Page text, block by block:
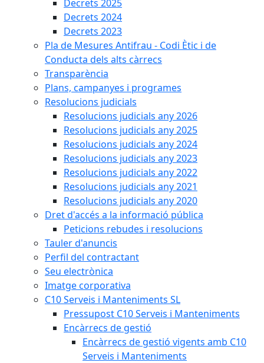
Decrets 2025
Decrets 2024
Decrets 2023
Pla de Mesures Antifrau - Codi Ètic i de
Conducta dels alts càrrecs
Transparència
Plans, campanyes i programes
Resolucions judicials
Resolucions judicials any 2026
Resolucions judicials any 2025
Resolucions judicials any 2024
Resolucions judicials any 2023
Resolucions judicials any 2022
Resolucions judicials any 2021
Resolucions judicials any 2020
Dret d'accés a la informació pública
Peticions rebudes i resolucions
Tauler d'anuncis
Perfil del contractant
Seu electrònica
Imatge corporativa
C10 Serveis i Manteniments SL
Pressupost C10 Serveis i Manteniments
Encàrrecs de gestió
Encàrrecs de gestió vigents amb C10
Serveis i Manteniments